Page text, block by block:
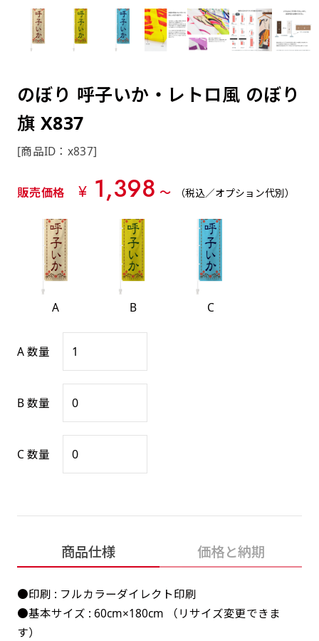
のぼり 呼子いか・レトロ風 のぼり
旗 X837
[商品ID：x837]
販売価格 ¥ 1,398 〜 （税込／オプション代別）
A B C
A 数量
B 数量
C 数量
商品仕様 価格と納期
●印刷 : フルカラーダイレクト印刷
●基本サイズ : 60cm×180cm （リサイズ変更できま
す）
リピート
ショッピングカートページの備考欄に「以前
ません。
返事を頂いたあとに製作開始いたします。
入稿（AI／PSD）
購入時の案内に沿って入稿してください。［
対応ファイル：AI／PSDファイル ］
入稿（AI／PSD）（要画像確認）［ +298円
］
弊社よりJPG画像をお送りします。ご確認のお
返事を頂いたあとに製作開始いたします。
デザイン依頼［ +3,998円 ］
ご購入時の案内にそって、デザイン画のファ
文字だけのぼり［ +1,298円 ］
ご購入時の案内に沿って、文字をご指定くだ
さい。
相談ください。
あまりに大きな変更が何度もある場合はお断り
印刷工程に入った場合はいかなる場合もキャン
名入れ［+999円］
名入れ（要画像確認）［+1,298円］
弊社よりJPG画像をお送りします。ご確認のお
返事を頂いたあとに製作開始いたします。
ロゴ有り名入れ［ +1,498円］
ご購入時の案内にそって、デザイン画のファ
イルまたは、文章でお知らせください。
ロゴ有り名入れ（要画像確認）［ +1,798
ほとんどのポールや注水台に使用できます。
近距離の歩行者や、特に女性の目線を意識したい
飾る場所に対して、標準サイズでは大きすぎると
感じる場合や、立てる本数を増やしたい場合はこ
幅が15cm 狭くなっておりスリムな印象を受けま
コンパクト(45x150)
えてきました。
コンビニさんなどで多いです。 お店の外観の邪魔
ほとんどのポールや注水台に使用できます。
近距離の歩行者や、特に女性の目線を意識したい
飾る場所に対して、標準サイズでは大きすぎると
感じる場合や、立てる本数を増やしたい場合はこ
幅が15cm 狭くなっておりスリムな印象を受けま
コンパクト(150x45)
えてきました。
コンビニさんなどで多いです。 お店の外観の邪魔
上左チチ 上右チチ 上チチ
（上と下）
上下左右
（四辺にチチ） チチ無し ハトメ四隅
上左チチと
上右チチと
右棒袋縫い
（上と右）
上棒袋縫い
（上のみ）
タペストリー
※パイプ紐付き※備考欄に要望をお書きください
Aバナー用チチ
上チチ
（上のみ）
上下チチ
（上と下）
左右チチ
（左右）
上左右チチ
ハトメ四隅
（+1営業日）
ハトメ上2つ
（+1営業日）
ハトメ上3つ
（+1営業日）
（+1営業日） （+1営業日）
その他
チチのついてない長辺・
上下短辺を補強縫製しま
四辺補強
［ +58円 ］
ワンランク厚手のトロピカル（生地の厚みが
約0.2ｍｍ）。生地が重くなる分、耐久性が上
べると約2倍の厚みがあります。タペストリー
やバナーなどの製作によく利用します。
る場合があります。
例
2本（3分割）の場合だと
文字の上からカットされます
1本（2分割）の場合だと
文字の間にスリットが入ります